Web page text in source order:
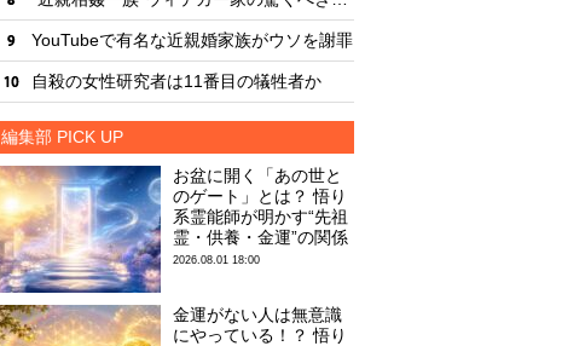
・
YouTubeで有名な近親婚家族がウソを謝罪
・
自殺の女性研究者は11番目の犠牲者か
編集部 PICK UP
お盆に開く「あの世と
のゲート」とは？ 悟り
系霊能師が明かす“先祖
霊・供養・金運”の関係
2026.08.01 18:00
金運がない人は無意識
にやっている！？ 悟り